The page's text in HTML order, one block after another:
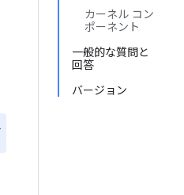
カーネル コン
ポーネント
一般的な質問と
回答
バージョン